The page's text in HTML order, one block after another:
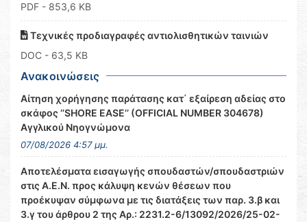
PDF - 853,6 KB
Τεχνικές προδιαγραφές αντιολισθητικών ταινιών
DOC - 63,5 KB
Ανακοινώσεις
Αίτηση χορήγησης παράτασης κατ΄ εξαίρεση αδείας στο
σκάφος ‘’SHORE EASE’’ (OFFICIAL NUMBER 304678)
Αγγλικού Νηογνώμονα
07/08/2026 4:57 μμ.
Αποτελέσματα εισαγωγής σπουδαστών/σπουδαστριών
στις Α.Ε.Ν. προς κάλυψη κενών θέσεων που
προέκυψαν σύμφωνα με τις διατάξεις των παρ. 3.β και
3.γ του άρθρου 2 της Αρ.: 2231.2-6/13092/2026/25-02-